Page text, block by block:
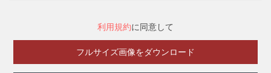
利用規約に同意して
フルサイズ画像をダウンロード